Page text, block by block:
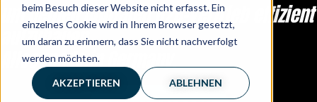
beim Besuch dieser Website nicht erfasst. Ein
einzelnes Cookie wird in Ihrem Browser gesetzt,
um daran zu erinnern, dass Sie nicht nachverfolgt
werden möchten.
AKZEPTIEREN ABLEHNEN
um deinen digitalen B2B-Vertrieb effizient
aufzubauen.
Alles made in Germany.